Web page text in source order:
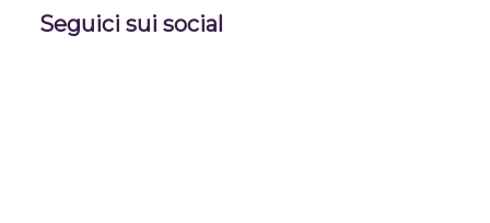
Seguici sui social